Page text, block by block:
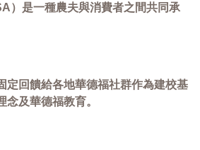
）是一種農夫與消費者之間共同承
定回饋給各地華德福社群作為建校基
及華德福教育。